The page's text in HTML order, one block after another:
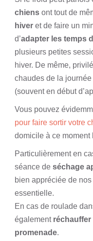
chiens ont tout de
hiver et de faire un
d’adapter les temps
plusieurs petites
hiver. De même,
chaudes de la
(souvent en début
Vous pouvez
pour faire sortir votre
domicile à ce moment
Particulièrement en
séance de séchage
bien appréciée de
essentielle.
En cas de roulade
égalementréchauffer
promenade.